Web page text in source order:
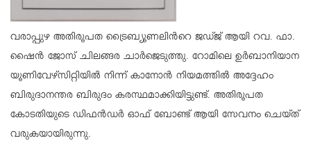
വരാപ്പുഴ അതിരൂപത ട്രൈബ്യൂണലിന്‍റെ ജഡ്ജ് ആയി റവ. ഫാ.
ഷൈൻ ജോസ് ചിലങ്ങര ചാർജെടുത്തു. റോമിലെ ഉർബാനിയാന
യൂണിവേഴ്സിറ്റിയിൽ നിന്ന് കാനോൻ നിയമത്തിൽ അദ്ദേഹം
ബിരുദാനന്തര ബിരുദം കരസ്ഥമാക്കിയിട്ടുണ്ട്. അതിരൂപത
കോടതിയുടെ ഡിഫൻഡർ ഓഫ് ബോണ്ട് ആയി സേവനം ചെയ്ത്
വരുകയായിരുന്നു.